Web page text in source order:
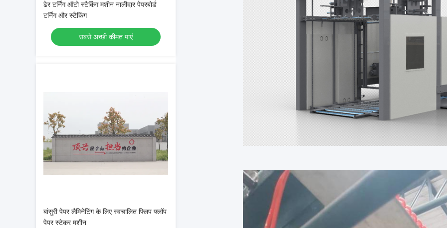
ढेर टर्निंग ऑटो स्टैकिंग मशीन नालीदार पेपरबोर्ड
टर्निंग और स्टैकिंग
सबसे अच्छी कीमत पाएं
बांसुरी पेपर लैमिनेटिंग के लिए स्वचालित फ्लिप फ्लॉप
पेपर स्टेकर मशीन